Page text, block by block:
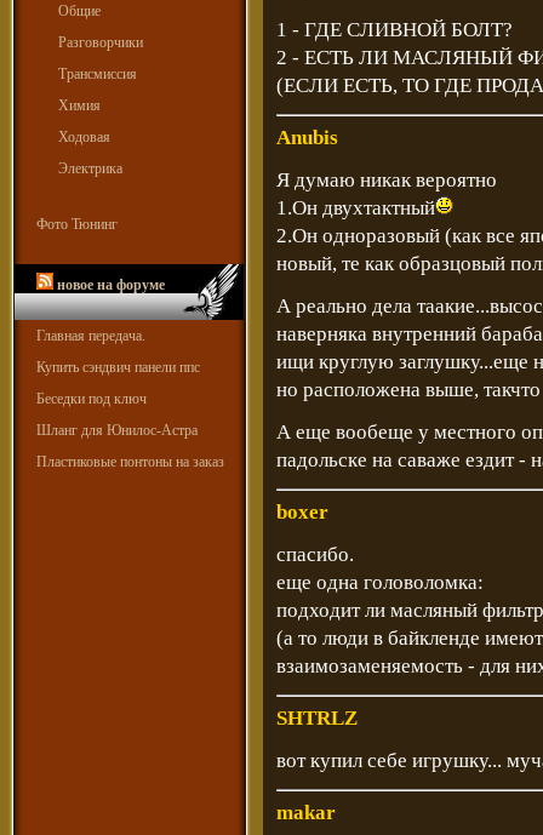
Общие
Разговорчики
Трансмиссия
Химия
Ходовая
Электрика
Фото Тюнинг
новое на форуме
Главная передача.
Купить сэндвич панели ппс
Беседки под ключ
Шланг для Юнилос-Астра
Пластиковые понтоны на заказ
1 - ГДЕ СЛИВНОЙ БОЛТ?
2 - ЕСТЬ ЛИ МАСЛЯНЫЙ
(ЕСЛИ ЕСТЬ, ТО ГДЕ
Anubis
Я думаю никак вероятно
1.Он двухтактный
2.Он одноразовый (как все
новый, те как образцовый
А реально дела
наверняка внутренний
ищи круглую заглушку...еще
но расположена выше, такчто
А еще вообеще у местного
падольске на саваже ездит
boxer
спасибо.
еще одна головоломка:
подходит ли масляный
(а то люди в байкленде
взаимозаменяемость - для
SHTRLZ
вот купил себе игрушку...
makar